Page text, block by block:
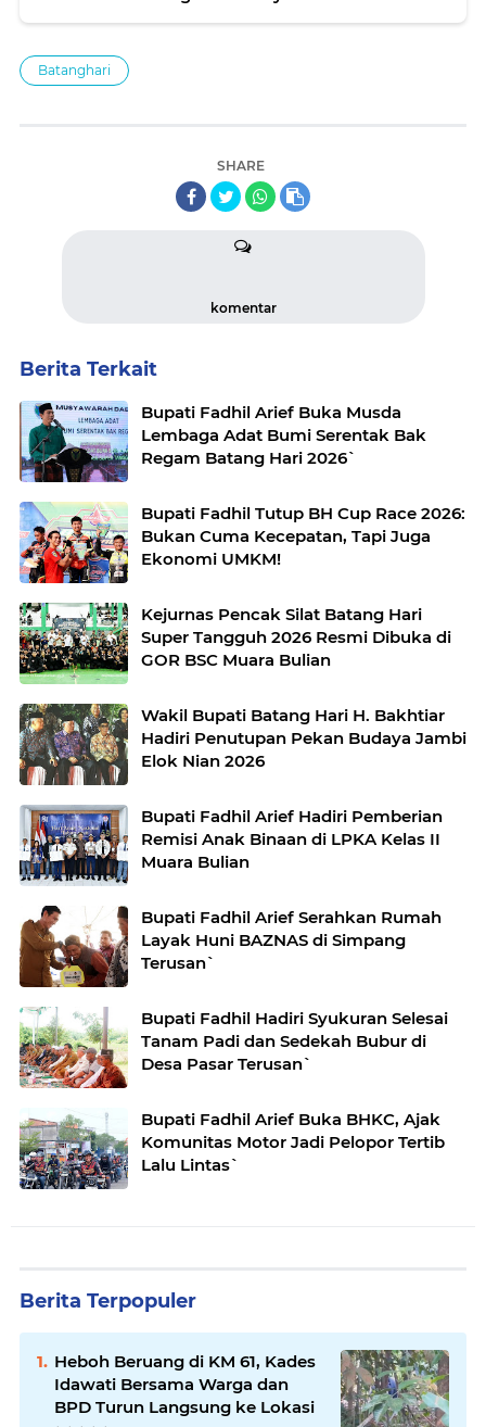
Batanghari
SHARE
komentar
Berita Terkait
Bupati Fadhil Arief Buka Musda
Lembaga Adat Bumi Serentak Bak
Regam Batang Hari 2026`
Bupati Fadhil Tutup BH Cup Race 2026:
Bukan Cuma Kecepatan, Tapi Juga
Ekonomi UMKM!
Kejurnas Pencak Silat Batang Hari
Super Tangguh 2026 Resmi Dibuka di
GOR BSC Muara Bulian
Wakil Bupati Batang Hari H. Bakhtiar
Hadiri Penutupan Pekan Budaya Jambi
Elok Nian 2026
Bupati Fadhil Arief Hadiri Pemberian
Remisi Anak Binaan di LPKA Kelas II
Muara Bulian
Bupati Fadhil Arief Serahkan Rumah
Layak Huni BAZNAS di Simpang
Terusan`
Bupati Fadhil Hadiri Syukuran Selesai
Tanam Padi dan Sedekah Bubur di
Desa Pasar Terusan`
Bupati Fadhil Arief Buka BHKC, Ajak
Komunitas Motor Jadi Pelopor Tertib
Lalu Lintas`
Berita Terpopuler
Heboh Beruang di KM 61, Kades
Idawati Bersama Warga dan
BPD Turun Langsung ke Lokasi